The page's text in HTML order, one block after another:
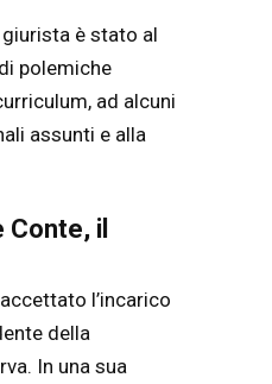
è stato al
polemiche
ad alcuni
assunti e alla
Conte, il
l’incarico
della
In una sua